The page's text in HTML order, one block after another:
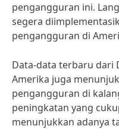
pengangguran ini.
segera
pengangguran di
Data-data terbaru dari
Amerika juga
pengangguran di
peningkatan yang
menunjukkan adanya